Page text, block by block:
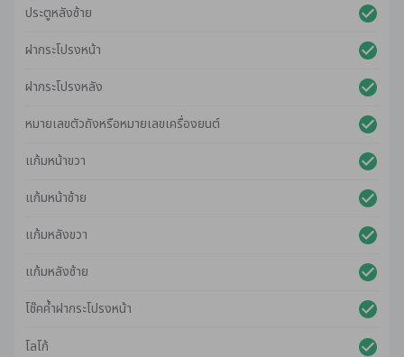
ประตูหลังซ้าย
ฝากระโปรงหน้า
ฝากระโปรงหลัง
หมายเลขตัวถังหรือหมายเลขเครื่องยนต์
แก้มหน้าขวา
แก้มหน้าซ้าย
แก้มหลังขวา
แก้มหลังซ้าย
โช๊คค้ำฝากระโปรงหน้า
โลโก้